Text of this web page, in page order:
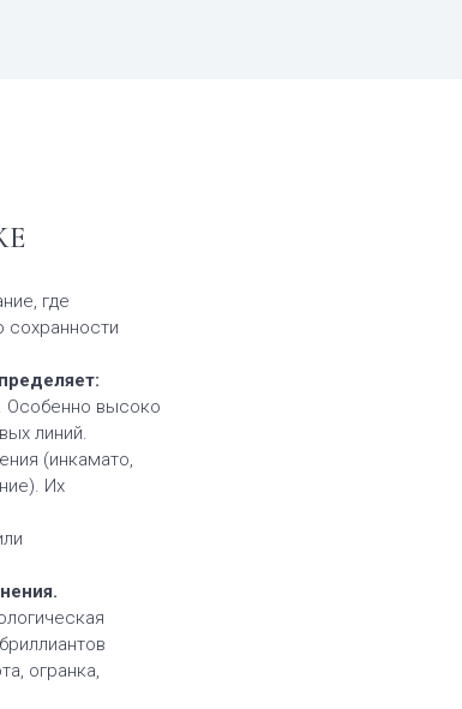
где
сохранности
Особенно высоко
линий.
(инкамато,
Их
огранка,